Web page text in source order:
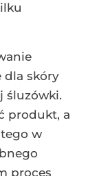
dla skóry
śluzówki.
produkt, a
w
proces